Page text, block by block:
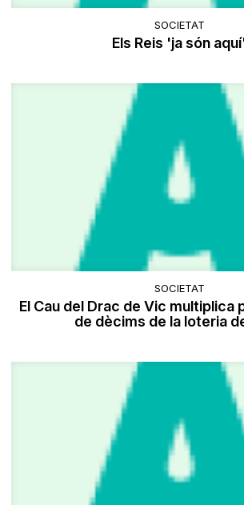
SOCIETAT
Els Reis 'ja són
SOCIETAT
El Cau del Drac de Vic multiplica
de dècims de la loteria